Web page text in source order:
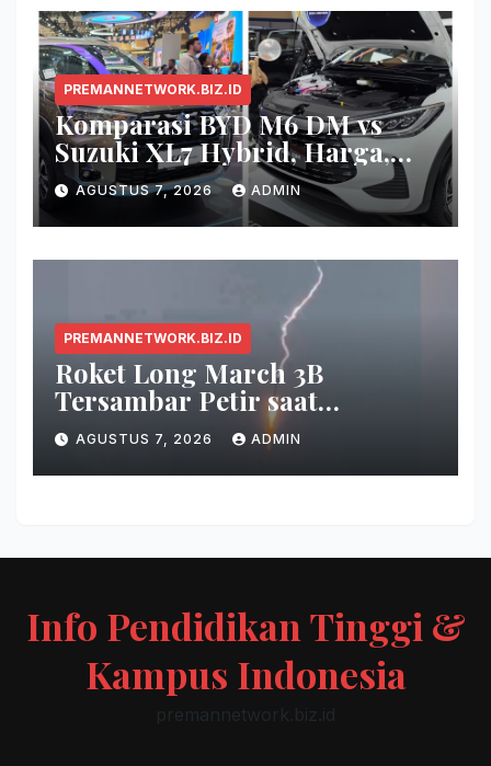
PREMANNETWORK.BIZ.ID
Komparasi BYD M6 DM vs
Suzuki XL7 Hybrid, Harga,
Fitur, dan Seberapa Irit?
AGUSTUS 7, 2026 ADMIN
PREMANNETWORK.BIZ.ID
Roket Long March 3B
Tersambar Petir saat
Meluncur, Misi Tetap Berhasil
AGUSTUS 7, 2026 ADMIN
Info Pendidikan Tinggi &
Kampus Indonesia
premannetwork.biz.id